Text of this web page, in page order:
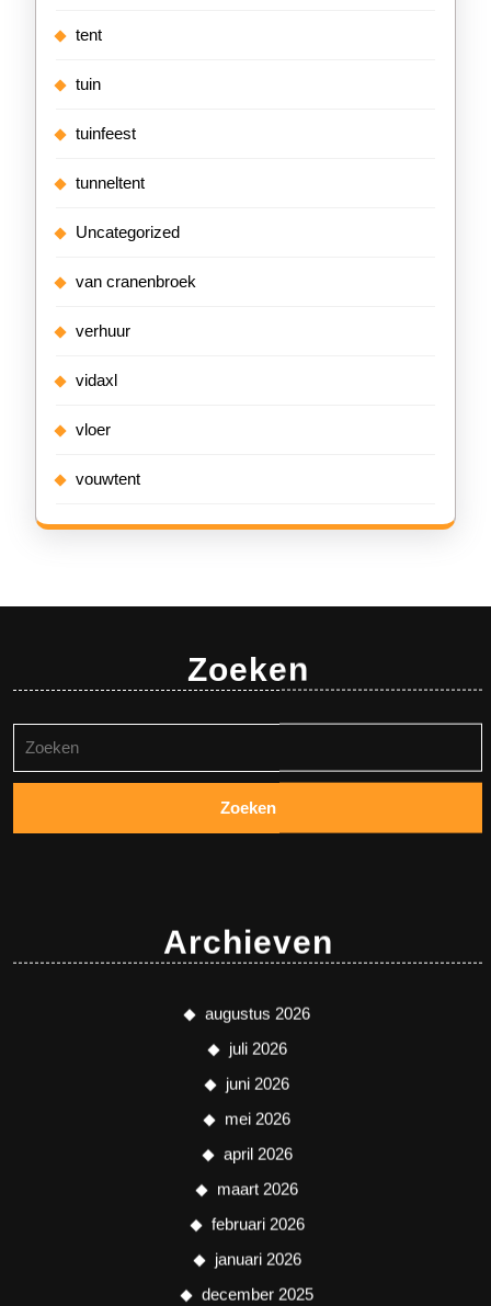
tent
tuin
tuinfeest
tunneltent
Uncategorized
van cranenbroek
verhuur
vidaxl
vloer
vouwtent
Zoeken
naar:
Archieven
augustus 2026
juli 2026
juni 2026
mei 2026
april 2026
maart 2026
februari 2026
januari 2026
december 2025